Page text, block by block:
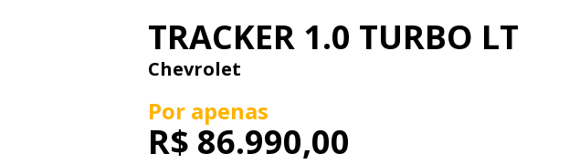
TRACKER 1.0 TURBO LT
Chevrolet
Por apenas
R$ 86.990,00